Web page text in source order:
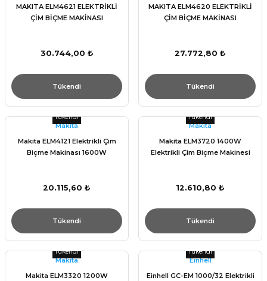
MAKITA ELM4621 ELEKTRİKLİ
ÇİM BİÇME MAKİNASI
30.744,00 ₺
Tükendi
MAKITA ELM4620 ELEKTRİKLİ
ÇİM BİÇME MAKİNASI
27.772,80 ₺
Tükendi
Tükendi
Makita
Makita ELM4121 Elektrikli Çim
Biçme Makinası 1600W
20.115,60 ₺
Tükendi
Tükendi
Makita
Makita ELM3720 1400W
Elektrikli Çim Biçme Makinesi
12.610,80 ₺
Tükendi
Tükendi
Makita
Makita ELM3320 1200W
Tükendi
Einhell
Einhell GC-EM 1000/32 Elektrikli